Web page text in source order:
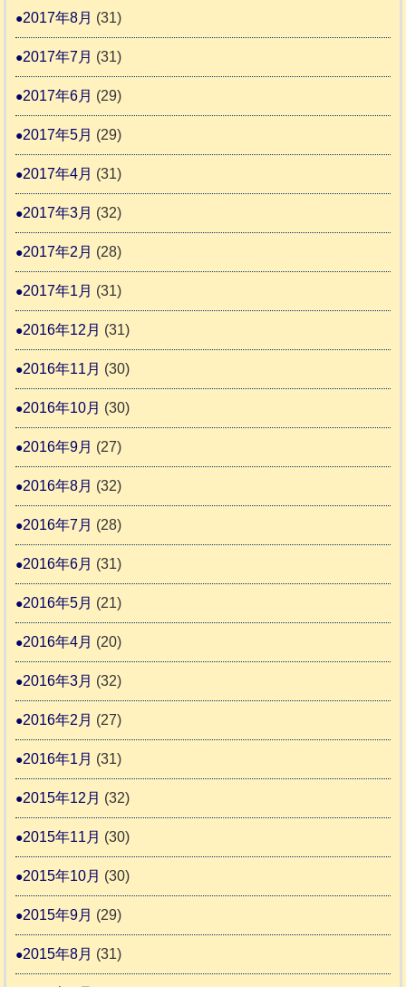
2017年8月 (31)
2017年7月 (31)
2017年6月 (29)
2017年5月 (29)
2017年4月 (31)
2017年3月 (32)
2017年2月 (28)
2017年1月 (31)
2016年12月 (31)
2016年11月 (30)
2016年10月 (30)
2016年9月 (27)
2016年8月 (32)
2016年7月 (28)
2016年6月 (31)
2016年5月 (21)
2016年4月 (20)
2016年3月 (32)
2016年2月 (27)
2016年1月 (31)
2015年12月 (32)
2015年11月 (30)
2015年10月 (30)
2015年9月 (29)
2015年8月 (31)